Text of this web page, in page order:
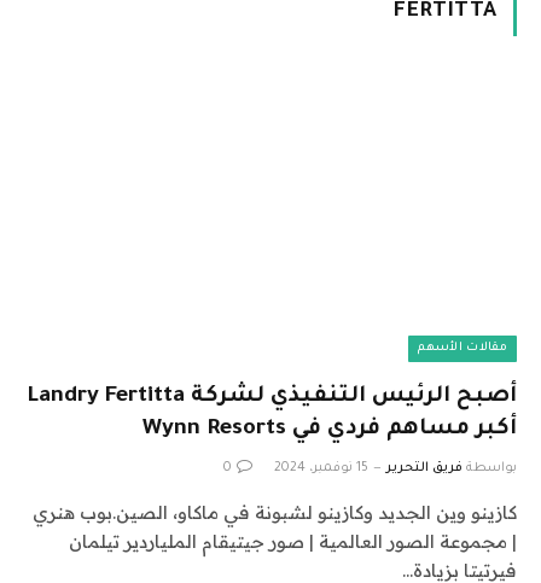
FERTITTA
مقالات الأسهم
أصبح الرئيس التنفيذي لشركة Landry Fertitta
أكبر مساهم فردي في Wynn Resorts
بواسطة فريق التحرير 15 نوفمبر، 2024 0
كازينو وين الجديد وكازينو لشبونة في ماكاو، الصين.بوب هنري
| مجموعة الصور العالمية | صور جيتيقام الملياردير تيلمان
فيرتيتا بزيادة…